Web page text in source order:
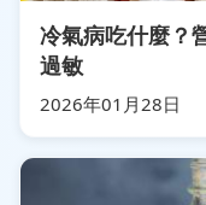
冷氣病吃什麼？
過敏
2026年01月28日